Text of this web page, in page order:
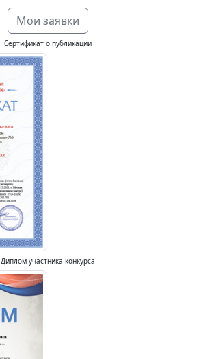
Мои заявки
Сертификат о публикации
Диплом участника конкурса